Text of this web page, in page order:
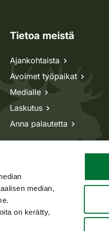
median,
on kerätty,
Tietoa meistä
Ajankohtaista
Avoimet työpaikat
Medialle
Laskutus
Anna palautetta